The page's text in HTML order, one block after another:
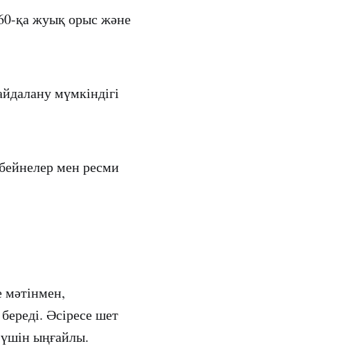
қа жуық орыс және
мүмкіндігі
мен ресми
Әсіресе шет
ыңғайлы.